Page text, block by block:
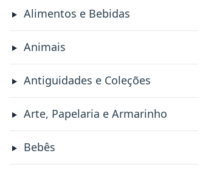
Alimentos e Bebidas
Animais
Antiguidades e Coleções
Arte, Papelaria e Armarinho
Bebês